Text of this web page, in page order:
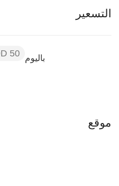
التسعير
باليوم 50 JOD
موقع